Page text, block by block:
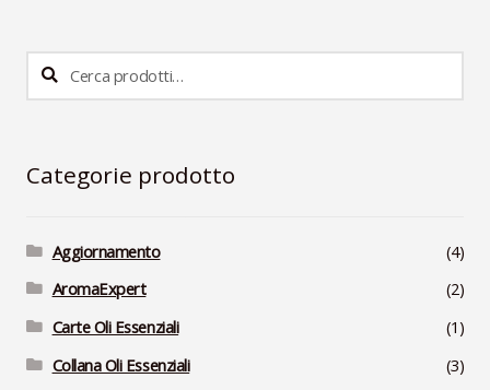
Cerca:
Cerca
Categorie prodotto
Aggiornamento
(4)
AromaExpert
(2)
Carte Oli Essenziali
(1)
Collana Oli Essenziali
(3)